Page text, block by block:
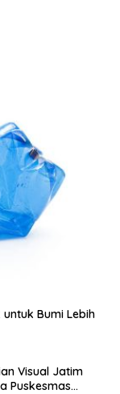
Bumi Lebih
Visual Jatim
Puskesmas